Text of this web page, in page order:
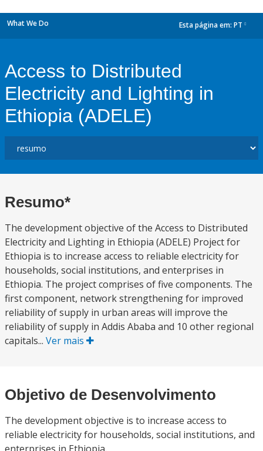
What We Do Esta página em: PT
Access to Distributed
Electricity and Lighting in
Ethiopia (ADELE)
Resumo*
The development objective of the Access to Distributed
Electricity and Lighting in Ethiopia (ADELE) Project for
Ethiopia is to increase access to reliable electricity for
households, social institutions, and enterprises in
Ethiopia. The project comprises of five components. The
first component, network strengthening for improved
reliability of supply in urban areas will improve the
reliability of supply in Addis Ababa and 10 other regional
capitals... Ver mais
Objetivo de Desenvolvimento
The development objective is to increase access to
reliable electricity for households, social institutions, and